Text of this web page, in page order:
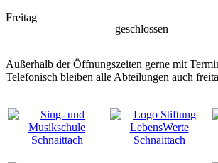
Freitag
geschlossen
Außerhalb der Öffnungszeiten gerne mit
Telefonisch bleiben alle Abteilungen auch